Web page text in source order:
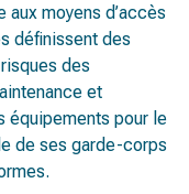
aux moyens d’accès
définissent des
des
et
équipements pour le
de ses garde-corps